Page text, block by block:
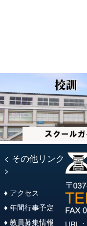
ョ
ン
< その他リンク
>
♦ アクセス
♦ 年間行事予定
♦ 教員募集情報
URL：